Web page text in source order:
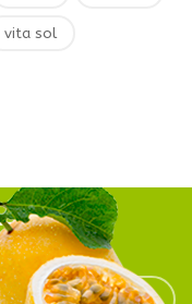
vita sol